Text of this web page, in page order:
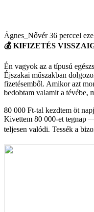
Ágnes_Nővér36 perccel
💰 KIFIZETÉS
Én vagyok az a típusú
Éjszakai műszakban
fizetésemből. Amikor azt
bedobtam valamit a tévébe,
80 000 Ft-tal kezdtem öt
Kivettem 80 000-et tegnap
teljesen valódi. Tessék a